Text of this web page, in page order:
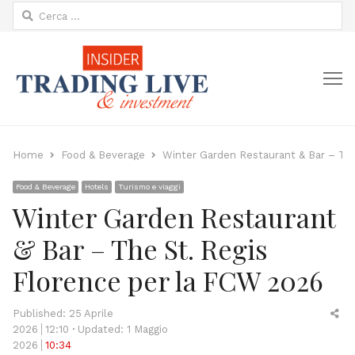
Ricerca
per:
Home Food & Beverage Winter Garden Restaurant & Bar –
Food & Beverage Hotels Turismo e viaggi
Winter Garden Restaurant
& Bar – The St. Regis
Florence per la FCW 2026
Published: 25 Aprile
2026
12:10
Updated: 1 Maggio
2026
10:34